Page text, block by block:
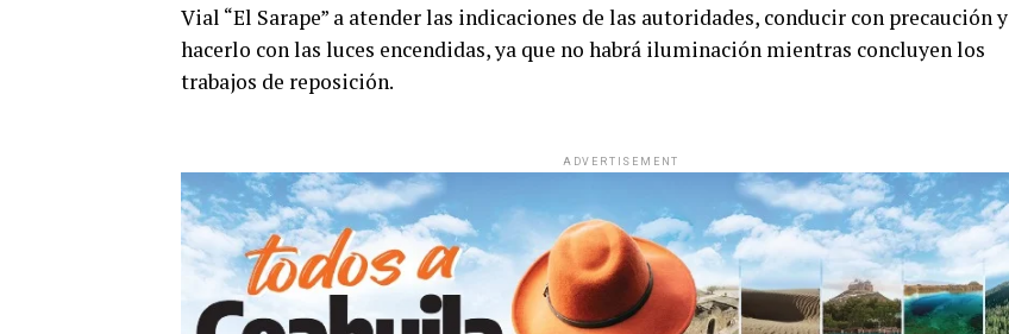
Vial “El Sarape” a atender las indicaciones de las autoridades, conducir con precaución y
hacerlo con las luces encendidas, ya que no habrá iluminación mientras concluyen los
trabajos de reposición.
ADVERTISEMENT